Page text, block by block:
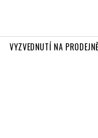
VYZVEDNUTÍ NA PRODEJNĚ